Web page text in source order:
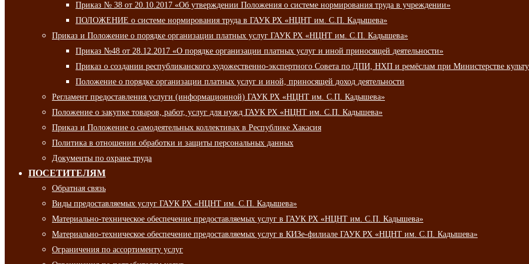
Приказ № 38 от 20.10.2017 «Об утверждении Положения о системе нормирования труда в учреждении»
ПОЛОЖЕНИЕ о системе нормирования труда в ГАУК РХ «НЦНТ им. С.П. Кадышева»
Приказ и Положение о порядке организации платных услуг ГАУК РХ «НЦНТ им. С.П. Кадышева»
Приказ №48 от 28.12.2017 «О порядке организации платных услуг и иной приносящей деятельности»
Приказ о создании республиканского художественно-экспертного Совета по ДПИ, НХП и ремёслам при Министерстве
Положение о порядке организации платных услуг и иной, приносящей доход деятельности
Регламент предоставления услуги (информационной) ГАУК РХ «НЦНТ им. С.П. Кадышева»
Положение о закупке товаров, работ, услуг для нужд ГАУК РХ «НЦНТ им. С.П. Кадышева»
Приказ и Положение о самодеятельных коллективах в Республике Хакасия
Политика в отношении обработки и защиты персональных данных
Документы по охране труда
ПОСЕТИТЕЛЯМ
Обратная связь
Виды предоставляемых услуг ГАУК РХ «НЦНТ им. С.П. Кадышева»
Материально-техническое обеспечение предоставляемых услуг в ГАУК РХ «НЦНТ им. С.П. Кадышева»
Материально-техническое обеспечение предоставляемых услуг в КИЗе-филиале ГАУК РХ «НЦНТ им. С.П. Кадышева»
Ограничения по ассортименту услуг